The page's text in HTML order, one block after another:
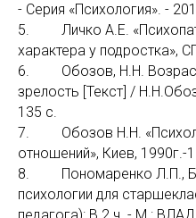
- Серия «Психология». -
5. Личко А.Е.
характера у подростка»,
6. Обозов, Н.Н.
зрелость [Текст] /
135 с.
7. Обозов Н.Н.
отношений», Киев, 1990г.-
8. Пономаренко Л.П.,
психологии для